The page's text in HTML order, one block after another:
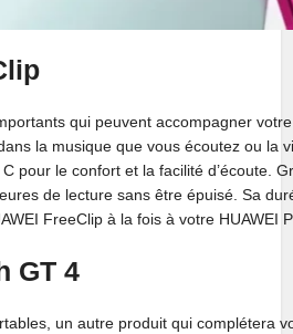
qui peuvent accompagner
la musique que vous écoutez ou la
pour le confort et la facilité d’écoute.
de lecture sans être épuisé. Sa
FreeClip à la fois à votre HUAWEI
GT 4
un autre produit qui complétera